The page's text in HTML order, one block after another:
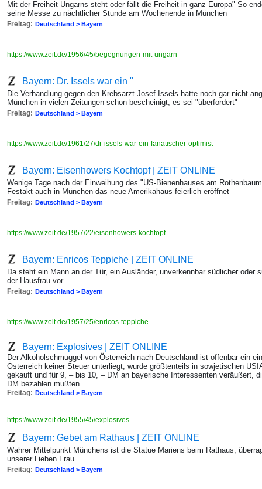
Mit der Freiheit Ungarns steht oder fällt die Freiheit in ganz Europa" So
seine Messe zu nächtlicher Stunde am Wochenende in München
Freitag: Deutschland > Bayern
https://www.zeit.de/1956/45/begegnungen-mit-ungarn
Bayern: Dr. Issels war ein "
Die Verhandlung gegen den Krebsarzt Josef Issels hatte noch gar nicht
München in vielen Zeitungen schon bescheinigt, es sei "überfordert"
Freitag: Deutschland > Bayern
https://www.zeit.de/1961/27/dr-issels-war-ein-fanatischer-optimist
Bayern: Eisenhowers Kochtopf | ZEIT ONLINE
Wenige Tage nach der Einweihung des "US-Bienenhauses am
Festakt auch in München das neue Amerikahaus feierlich eröffnet
Freitag: Deutschland > Bayern
https://www.zeit.de/1957/22/eisenhowers-kochtopf
Bayern: Enricos Teppiche | ZEIT ONLINE
Da steht ein Mann an der Tür, ein Ausländer, unverkennbar südlicher
der Hausfrau vor
Freitag: Deutschland > Bayern
https://www.zeit.de/1957/25/enricos-teppiche
Bayern: Explosives | ZEIT ONLINE
Der Alkoholschmuggel von Österreich nach Deutschland ist offenbar ein
Österreich keiner Steuer unterliegt, wurde größtenteils in sowjetischen
gekauft und für 9, – bis 10, – DM an bayerische Interessenten veräußert,
DM bezahlen mußten
Freitag: Deutschland > Bayern
https://www.zeit.de/1955/45/explosives
Bayern: Gebet am Rathaus | ZEIT ONLINE
Wahrer Mittelpunkt Münchens ist die Statue Mariens beim Rathaus,
unserer Lieben Frau
Freitag: Deutschland > Bayern